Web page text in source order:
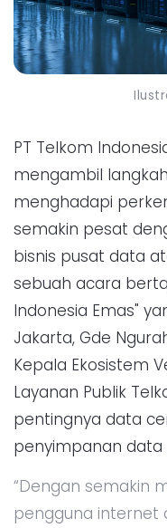
PT Telkom
mengambil
menghadapi
semakin pesat
bisnis pusat data
sebuah acara
Indonesia Emas"
Jakarta, Gde
Kepala Ekosistem
Layanan Publik
pentingnya data
penyimpanan
“Dengan semakin
pengguna internet